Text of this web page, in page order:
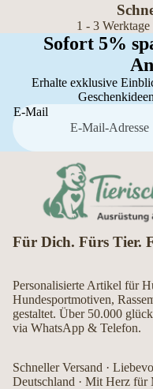
1 - 3
Sofort 5%
Erhalte exklusive
E-Mail
Für Dich. Fürs Tier.
Personalisierte Artikel für
Hundesportmotiven,
gestaltet. Über 50.000
via WhatsApp & Telefon.
Schneller Versand ·
Deutschland · Mit Herz für